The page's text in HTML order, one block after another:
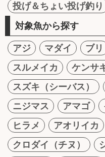
投げ＆ちょい投げ釣り
対象魚から探す
アジ マダイ ブリ
スルメイカ
ケンサ
スズキ（シーバス）
ニジマス
アマゴ
ヒラメ
アオリイカ
クロダイ（チヌ）